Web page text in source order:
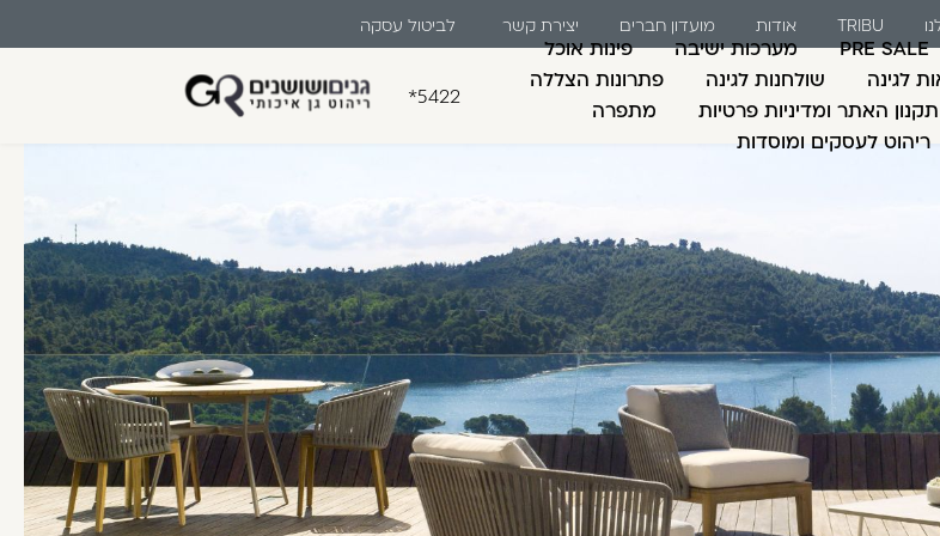
TRIBU אודות מועדון חברים יצירת קשר לביטול עסקה
PRE SALE מערכות ישיבה
פינות אוכל
לגינה שולחנות לגינה
פתרונות הצללה
תקנון האתר ומדיניות פרטיות
מתפרה
ריהוט לעסקים ומוסדות
*5422
דאגנו לכם ליצירת חשבון קלה ומהירה במיוחד. המשיכו
למילוי פרטיכם ותוכלו ליהנות מהיתרונות של משתמש רשום
כבר עכשיו.
להרשמה